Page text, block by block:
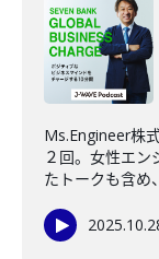
Ms.Engineer株
２回。女性エン
たトークも含め